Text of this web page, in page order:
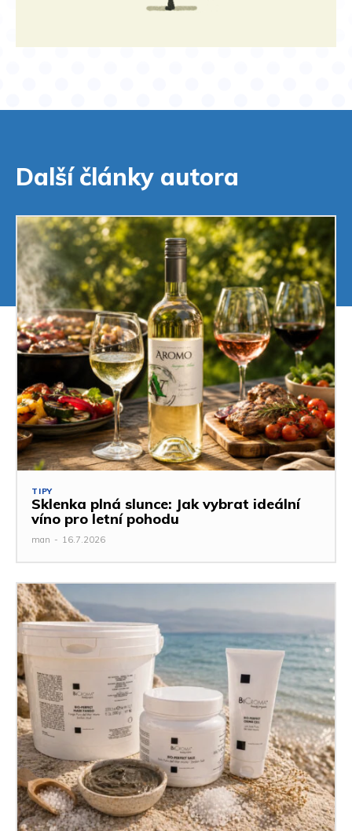
Další články autora
TIPY
Sklenka plná slunce: Jak vybrat ideální
víno pro letní pohodu
man - 16.7.2026